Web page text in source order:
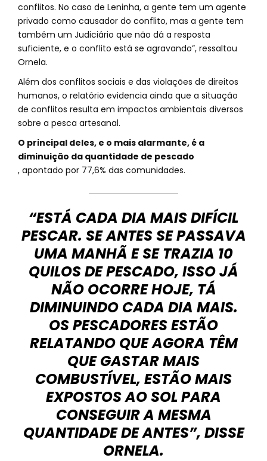
conflitos. No caso de Leninha, a gente tem um agente
privado como causador do conflito, mas a gente tem
também um Judiciário que não dá a resposta
suficiente, e o conflito está se agravando”, ressaltou
Ornela.
Além dos conflitos sociais e das violações de direitos
humanos, o relatório evidencia ainda que a situação
de conflitos resulta em impactos ambientais diversos
sobre a pesca artesanal.
O principal deles, e o mais alarmante, é a
diminuição da quantidade de pescado
, apontado por 77,6% das comunidades.
“ESTÁ CADA DIA MAIS DIFÍCIL
PESCAR. SE ANTES SE PASSAVA
UMA MANHÃ E SE TRAZIA 10
QUILOS DE PESCADO, ISSO JÁ
NÃO OCORRE HOJE, TÁ
DIMINUINDO CADA DIA MAIS.
OS PESCADORES ESTÃO
RELATANDO QUE AGORA TÊM
QUE GASTAR MAIS
COMBUSTÍVEL, ESTÃO MAIS
EXPOSTOS AO SOL PARA
CONSEGUIR A MESMA
QUANTIDADE DE ANTES”, DISSE
ORNELA.